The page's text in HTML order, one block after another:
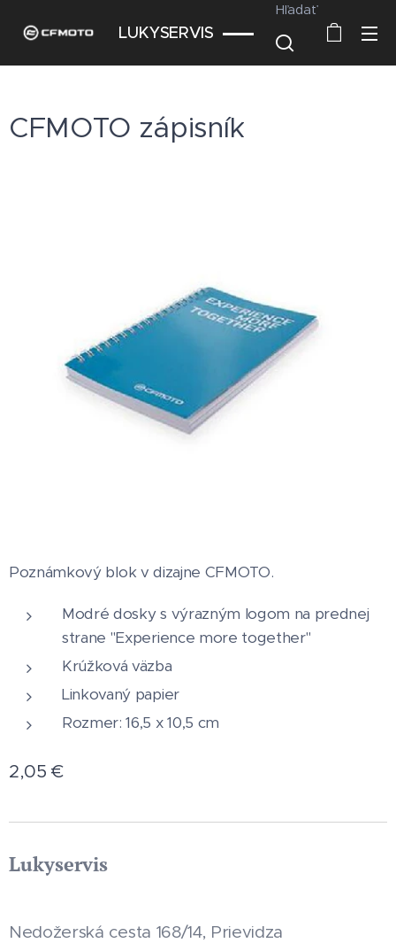
LUKYSERVIS
Hľadať
CFMOTO zápisník
Poznámkový blok v dizajne CFMOTO.
Modré dosky s výrazným logom na prednej
strane "Experience more together"
Krúžková väzba
Linkovaný papier
Rozmer: 16,5 x 10,5 cm
2,05 €
Lukyservis
Nedožerská cesta 168/14, Prievidza